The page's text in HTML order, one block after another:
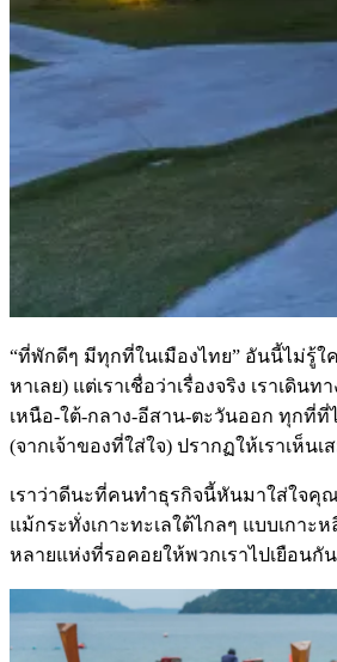
“ที่พักดีๆ มีทุกที่ในเมืองไทย” อันนี้ไม่รู้ใ
หาเลย) แต่เราเชื่อว่าเรื่องจริง เราเดินท
เหนือ-ใต้-กลาง-อีสาน-ตะวันออก ทุกที่ที่
(จากเจ้าของที่ใส่ใจ) ปรากฏให้เราเห็นเ
เราว่าดีนะที่คนทำธุรกิจนี้หันมาใส่ใจ
แม้กระทั่งเกาะทะเลใต้ไกลๆ แบบเกาะ
หลายแห่งที่รอคอยให้พวกเราไปเยือนกัน